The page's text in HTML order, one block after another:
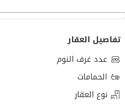
تفاصيل العقار
عدد غرف النوم
الحمامات
نوع العقار